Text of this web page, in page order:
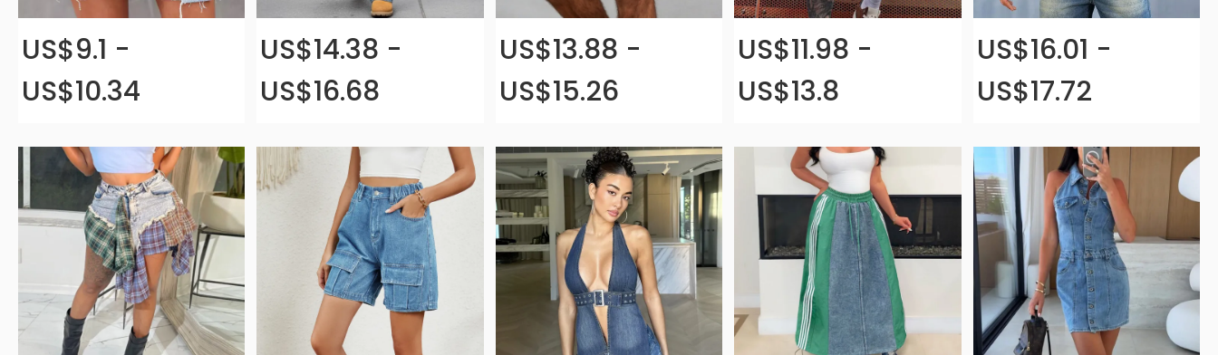
US$16.01 -
US$17.72
US$11.98 -
US$13.8
US$13.88 -
US$15.26
US$14.38 -
US$16.68
US$9.1 -
US$10.34